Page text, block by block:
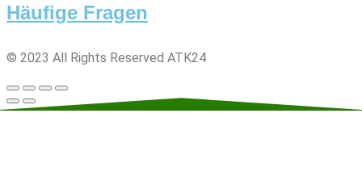
Häufige Fragen
© 2023 All Rights Reserved ATK24